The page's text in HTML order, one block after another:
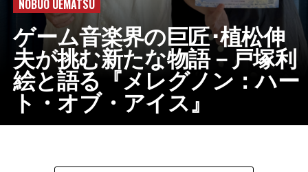
NOBUO UEMATSU
ゲーム音楽界の巨匠･植松伸
夫が挑む新たな物語－戸塚利
絵と語る『メレグノン：ハー
ト・オブ・アイス』